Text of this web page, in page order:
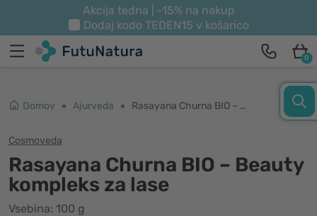
Akcija tedna | -15% na nakup
Dodaj kodo TEDEN15 v košarico
0
Domov Ajurveda Rasayana Churna BIO – Beauty kompleks za lase
Cosmoveda
Rasayana Churna BIO – Beauty
kompleks za lase
Vsebina: 100 g